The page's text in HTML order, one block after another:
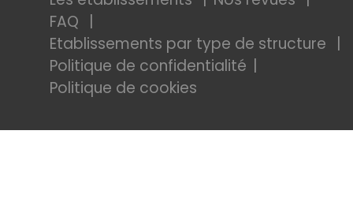
FAQ
Etablissements par type de structure
Politique de confidentialité
Politique de cookies